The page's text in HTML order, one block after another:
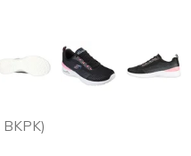
BKPK)